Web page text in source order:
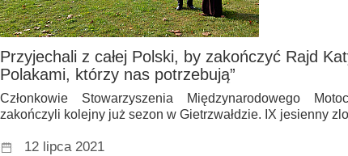
Przyjechali z całej Polski, by zakończyć Rajd
Polakami, którzy nas potrzebują”
Członkowie Stowarzyszenia Międzynarodowego
zakończyli kolejny już sezon w Gietrzwałdzie. IX jesienny
12 lipca 2021